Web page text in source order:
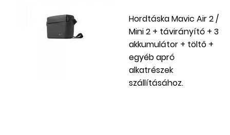
Hordtáska Mavic Air 2 /
Mini 2 + távirányító + 3
akkumulátor + töltő +
egyéb apró
alkatrészek
szállításához.